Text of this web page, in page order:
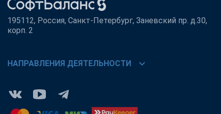
195112, Россия, Санкт-Петербург, Заневский пр. д.30,
корп. 2
НАПРАВЛЕНИЯ ДЕЯТЕЛЬНОСТИ chevron_right